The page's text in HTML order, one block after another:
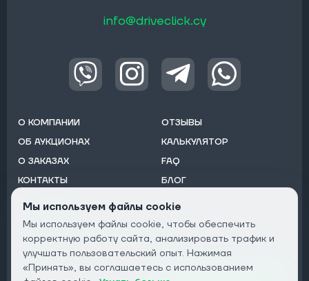
info@driveclick.cy
О КОМПАНИИ
ОБ АУКЦИОНАХ
О ЗАКАЗАХ
КОНТАКТЫ
ОТЗЫВЫ
КАЛЬКУЛЯТОР
FAQ
БЛОГ
Подписаться на рассылку:
Email
Мы используем файлы cookie
Мы используем файлы cookie, чтобы обеспечить
корректную работу сайта, анализировать трафик и
улучшать пользовательский опыт. Нажимая
«Принять», вы соглашаетесь с использованием